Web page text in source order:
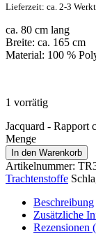
Lieferzeit: ca. 2-3
ca. 80 cm lang
Breite: ca. 165 cm
Material: 100 %
1 vorrätig
Jacquard - Rapport
Menge
In den Warenkorb
Artikelnummer:
Trachtenstoffe
Beschreibung
Zusätzliche
Rezensionen